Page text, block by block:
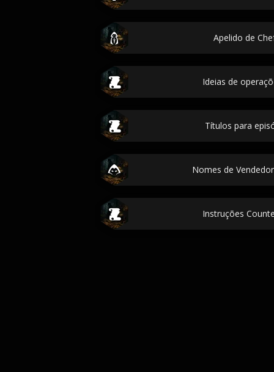
Apelido de
Ideias de
Títulos para
Nomes de
Instruções